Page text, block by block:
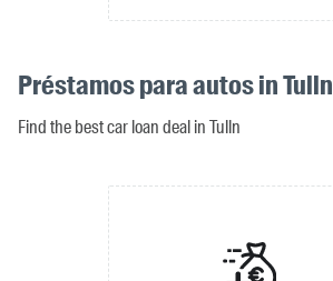
Préstamos para autos in Tulln
Find the best car loan deal in Tulln